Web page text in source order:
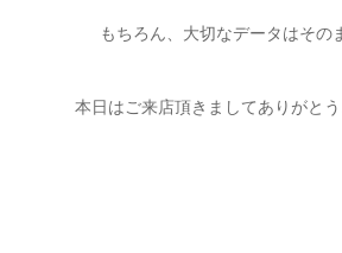
もちろん、大切なデータはその
本日はご来店頂きましてありがとう